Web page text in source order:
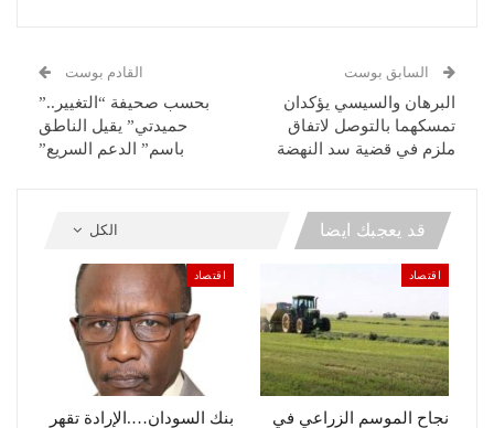
السابق بوست
البرهان والسيسي يؤكدان
تمسكهما بالتوصل لاتفاق
ملزم في قضية سد النهضة
القادم بوست
بحسب صحيفة “التغيير..”
حميدتي” يقيل الناطق
باسم” الدعم السريع”
الكل قد يعجبك ايضا
اقتصاد
نجاح الموسم الزراعي في
اقتصاد
بنك السودان….الإرادة تقهر